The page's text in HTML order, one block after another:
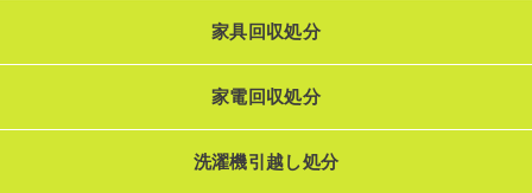
家具回収処分
家電回収処分
洗濯機引越し処分